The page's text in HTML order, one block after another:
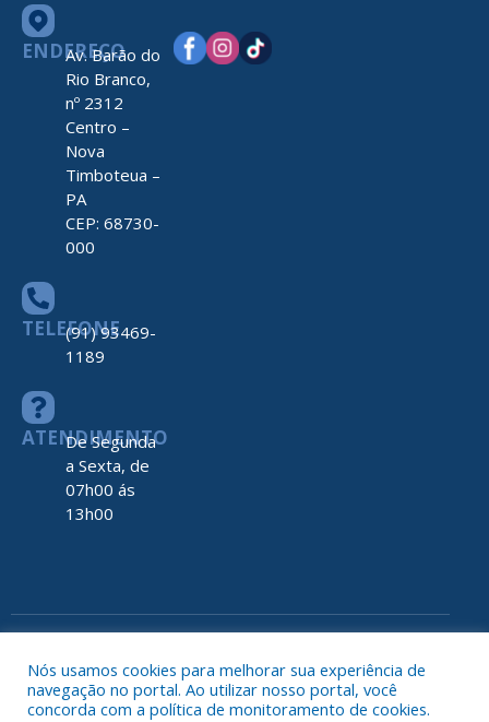
ENDEREÇO
Av. Barão do
Rio Branco,
nº 2312
Centro –
Nova
Timboteua –
PA
CEP: 68730-
000
TELEFONE
(91) 93469-
1189
ATENDIMENTO
De Segunda
a Sexta, de
07h00 ás
13h00
Nós usamos cookies para melhorar sua experiência de
navegação no portal. Ao utilizar nosso portal, você
concorda com a política de monitoramento de cookies.